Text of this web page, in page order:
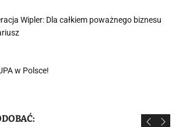
Wipler: Dla całkiem poważnego biznesu
w Polsce!